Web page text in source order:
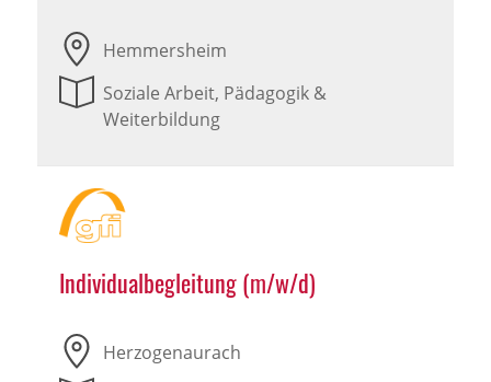
Hemmersheim
Soziale Arbeit, Pädagogik &
Weiterbildung
Individualbegleitung (m/w/d)
Herzogenaurach